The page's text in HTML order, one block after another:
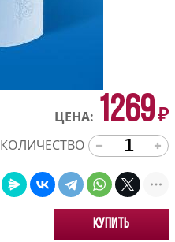
ЦЕНА: 1269₽
КОЛИЧЕСТВО
Купить